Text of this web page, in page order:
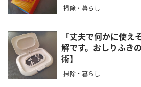
掃除・暮らし
「丈夫で何かに使
解です。おしりふき
術】
掃除・暮らし